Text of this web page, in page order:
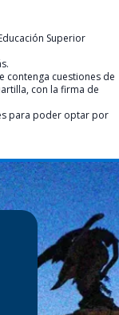
Superior
contenga cuestiones de
con la firma de
para poder optar por